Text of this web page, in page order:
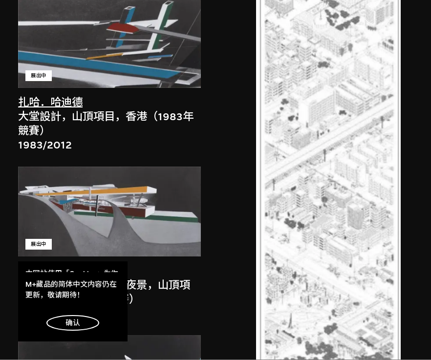
扎哈．哈迪德
展出中
大堂設計，山頂項目，香港（1983年
競賽）
1983/2012
扎哈．哈迪德
展出中
斜坡入口／坡度入口，夜景，山頂項
目，香港（1983年競賽）
1983/2012
本网站使用「Cookies」为你
提供最好的网站体验。
了解更多
明白
M+藏品的简体中文内容仍在
更新，敬请期待！
确认